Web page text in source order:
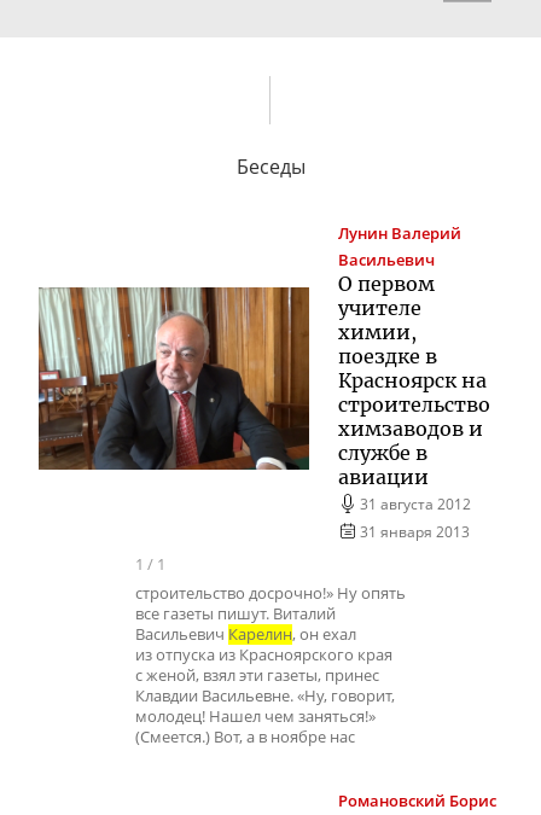
Беседы
Лунин Валерий
Васильевич
О первом
учителе
химии,
поездке в
Красноярск на
строительство
химзаводов и
службе в
авиации
31 августа 2012
31 января 2013
1 / 1
строительство досрочно!» Ну опять
все газеты пишут. Виталий
Васильевич Карелин, он ехал
из отпуска из Красноярского края
с женой, взял эти газеты, принес
Клавдии Васильевне. «Ну, говорит,
молодец! Нашел чем заняться!»
(Смеется.) Вот, а в ноябре нас
Романовский Борис